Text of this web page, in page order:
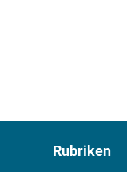
Rubriken